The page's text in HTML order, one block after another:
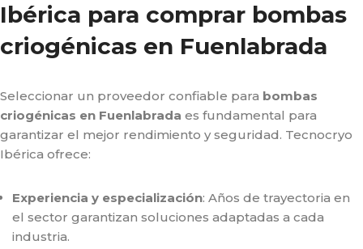
Ibérica para comprar bombas
criogénicas en Fuenlabrada
Seleccionar un proveedor confiable para bombas
criogénicas en Fuenlabrada es fundamental para
garantizar el mejor rendimiento y seguridad. Tecnocryo
Ibérica ofrece:
Experiencia y especialización: Años de trayectoria en
el sector garantizan soluciones adaptadas a cada
industria.